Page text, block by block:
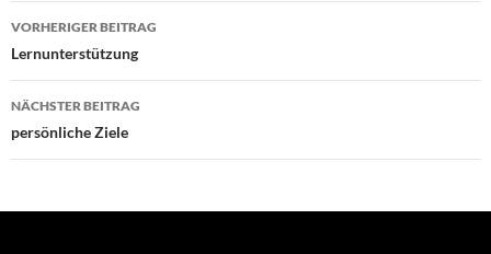
Beitragsnavigation
VORHERIGER BEITRAG
Lernunterstützung
NÄCHSTER BEITRAG
persönliche Ziele